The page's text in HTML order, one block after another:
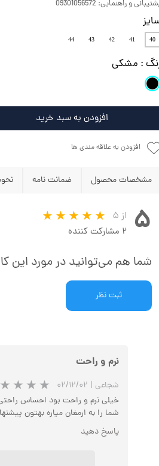
و راهنمایی: 09301056572
40
41
42
43
44
: مشکی
افزودن به سبد خرید
افزودن به علاقه مندی ها
مشخصات محصول ضمانت نامه
۵
از ۵
۲ مشارکت کننده
شما هم می‌توانید در مورد این
ثبت نظر
نرم و راحت
شجاعی | ۰۲/۱۲/۰۲
خیلی نرم و راحت بود احساس
شما را به ارمغان میاره بهتون
پاسخ دهید